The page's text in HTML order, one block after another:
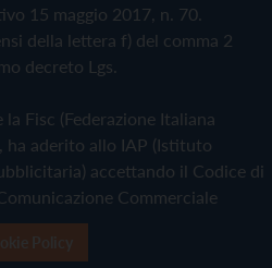
15 maggio 2017, n. 70.
della lettera f) del comma 2
decreto Lgs.
Fisc (Federazione Italiana
ha aderito allo IAP (Istituto
accettando il Codice di
Commerciale